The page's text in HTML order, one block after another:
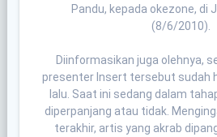
Pandu, kepada okezone, di
(8/6/2010).
Diinformasikan juga olehnya,
presenter Insert tersebut sudah
lalu. Saat ini sedang dalam
diperpanjang atau tidak.
terakhir, artis yang akrab